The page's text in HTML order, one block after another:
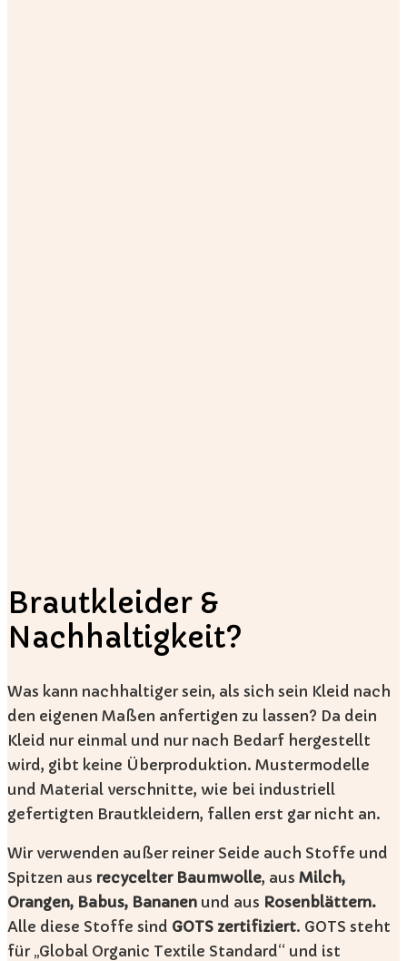
Brautkleider &
Nachhaltigkeit?
Was kann nachhaltiger sein, als sich sein Kleid nach
den eigenen Maßen anfertigen zu lassen? Da dein
Kleid nur einmal und nur nach Bedarf hergestellt
wird, gibt keine Überproduktion. Mustermodelle
und Material verschnitte, wie bei industriell
gefertigten Brautkleidern, fallen erst gar nicht an.
Wir verwenden außer reiner Seide auch Stoffe und
Spitzen aus recycelter Baumwolle, aus Milch,
Orangen, Babus, Bananen und aus Rosenblättern.
Alle diese Stoffe sind GOTS zertifiziert. GOTS steht
für „Global Organic Textile Standard“ und ist